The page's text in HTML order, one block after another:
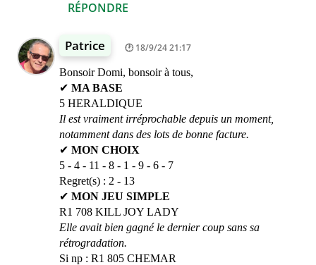
RÉPONDRE
Patrice 18/9/24 21:17
Bonsoir Domi, bonsoir à tous,
✔ MA BASE
5 HERALDIQUE
Il est vraiment irréprochable depuis un moment,
notamment dans des lots de bonne facture.
✔ MON CHOIX
5 - 4 - 11 - 8 - 1 - 9 - 6 - 7
Regret(s) : 2 - 13
✔ MON JEU SIMPLE
R1 708 KILL JOY LADY
Elle avait bien gagné le dernier coup sans sa
rétrogradation.
Si np : R1 805 CHEMAR